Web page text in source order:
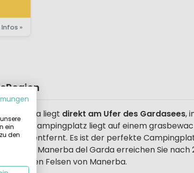
»
Region
Gardiola liegt direkt am Ufer des Gardasees,
Der Campingplatz liegt auf einem
km entfernt. Es ist der perfekte
und Manerba del Garda erreichen Sie
und den Felsen von Manerba.
ein
den